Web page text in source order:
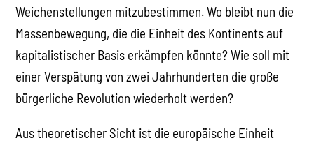
Weichenstellungen mitzubestimmen. Wo bleibt nun die
Massenbewegung, die die Einheit des Kontinents auf
kapitalistischer Basis erkämpfen könnte? Wie soll mit
einer Verspätung von zwei Jahrhunderten die große
bürgerliche Revolution wiederholt werden?
Aus theoretischer Sicht ist die europäische Einheit